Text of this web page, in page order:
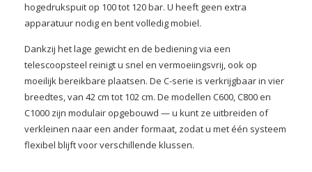
hogedrukspuit op 100 tot 120 bar. U heeft geen extra
apparatuur nodig en bent volledig mobiel.
Dankzij het lage gewicht en de bediening via een
telescoopsteel reinigt u snel en vermoeiingsvrij, ook op
moeilijk bereikbare plaatsen. De C-serie is verkrijgbaar in vier
breedtes, van 42 cm tot 102 cm. De modellen C600, C800 en
C1000 zijn modulair opgebouwd — u kunt ze uitbreiden of
verkleinen naar een ander formaat, zodat u met één systeem
flexibel blijft voor verschillende klussen.